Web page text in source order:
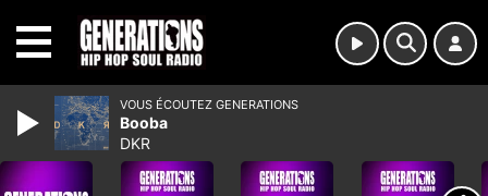
VOUS ÉCOUTEZ GENERATIONS
Booba
DKR